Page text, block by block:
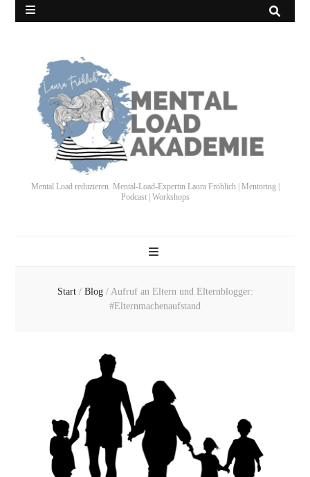
Mental Load reduzieren. Mental-Load-Expertin Laura Fröhlich | Mentoring |
Podcast | Workshops
Start / Blog / Aufruf an Eltern und Elternblogger:
#Elternmachenaufstand